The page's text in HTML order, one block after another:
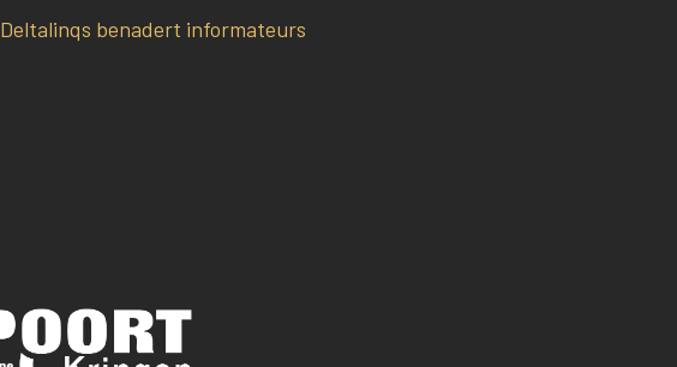
Deltalinqs benadert informateurs